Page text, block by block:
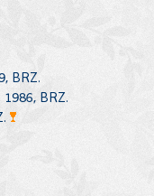
BRZ.
BRZ.